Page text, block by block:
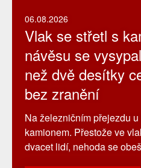
06.08.2026
Vlak se střetl s
návěsu se
než dvě desítky
bez zranění
Na železničním přejezdu
kamionem. Přestože ve
dvacet lidí, nehoda se